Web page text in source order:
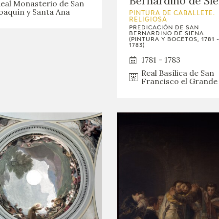
Monasterio de San
y Santa Ana
PINTURA DE CABALLETE.
RELIGIOSA
PREDICACIÓN DE SAN
BERNARDINO DE SIENA
(PINTURA Y BOCETOS, 1781 -
1783)
1781 - 1783
Real Basílica de San
Francisco el Grande